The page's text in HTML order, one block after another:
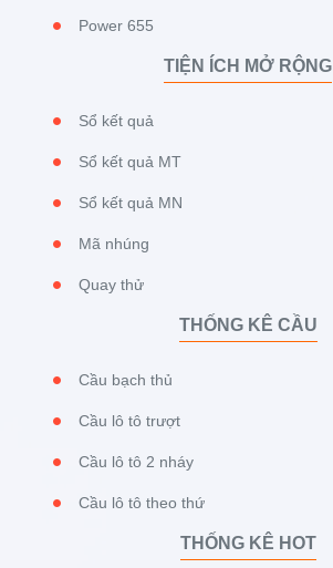
Power 655
TIỆN ÍCH MỞ RỘNG
Sổ kết quả
Sổ kết quả MT
Sổ kết quả MN
Mã nhúng
Quay thử
THỐNG KÊ CẦU
Cầu bạch thủ
Cầu lô tô trượt
Cầu lô tô 2 nháy
Cầu lô tô theo thứ
THỐNG KÊ HOT